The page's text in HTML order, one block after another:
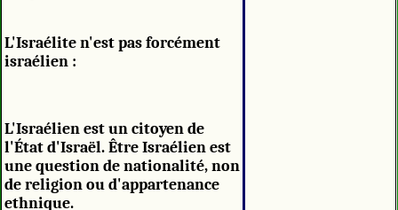
L'Israélite n'est pas forcément
israélien :
L'Israélien est un citoyen de
l'État d'Israël. Être Israélien est
une question de nationalité, non
de religion ou d'appartenance
ethnique.